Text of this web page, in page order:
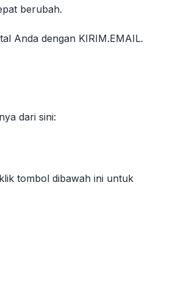
berubah.
Anda dengan KIRIM.EMAIL.
dari sini:
tombol dibawah ini untuk